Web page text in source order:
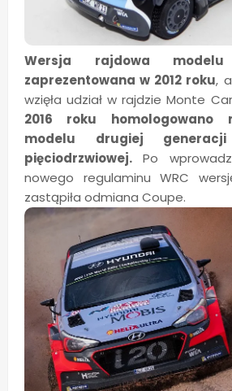
Wersja rajdowa
zaprezentowana w 2012 roku,
wzięła udział w rajdzie Monte
2016 roku homologowano
modelu drugiej
pięciodrzwiowej.Po
nowego regulaminu WRC
zastąpiła odmiana Coupe.